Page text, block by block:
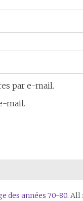
par e-mail.
mail.
des années 70-80. All